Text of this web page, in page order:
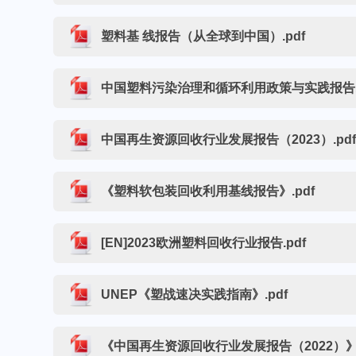
塑料基 线报告（从全球到中国）.pdf
中国塑料污染治理和循环利用政策与实践报
中国再生资源回收行业发展报告（2023）.pdf
《塑料软包装回收利用基线报告》.pdf
[EN]2023欧洲塑料回收行业报告.pdf
UNEP《塑战速决实践指南》.pdf
《中国再生资源回收行业发展报告（2022）